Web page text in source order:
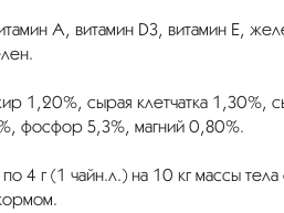
А, витамин D3, витамин Е,
1,20%, сырая клетчатка 1,30%,
фосфор 5,3%, магний 0,80%.
4 г (1 чайн.л.) на 10 кг массы